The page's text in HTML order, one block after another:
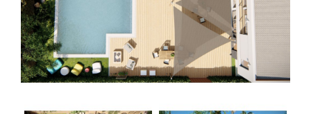
FERMETURE DE TERRASSE
COUSSIN ET RIDEAU
HOUSSE ET SAC SUR-MESURE